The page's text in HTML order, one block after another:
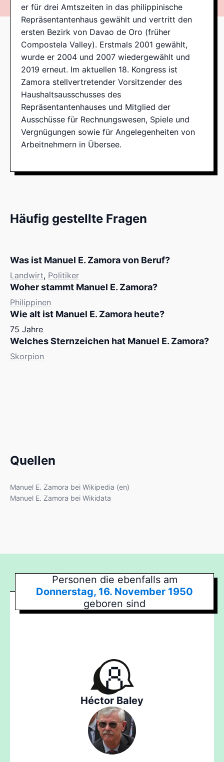
er für drei Amtszeiten in das philippinische
Repräsentantenhaus gewählt und vertritt den
ersten Bezirk von Davao de Oro (früher
Compostela Valley). Erstmals 2001 gewählt,
wurde er 2004 und 2007 wiedergewählt und
2019 erneut. Im aktuellen 18. Kongress ist
Zamora stellvertretender Vorsitzender des
Haushaltsausschusses des
Repräsentantenhauses und Mitglied der
Ausschüsse für Rechnungswesen, Spiele und
Vergnügungen sowie für Angelegenheiten von
Arbeitnehmern in Übersee.
Häufig gestellte Fragen
Was ist Manuel E. Zamora von Beruf?
Landwirt, Politiker
Woher stammt Manuel E. Zamora?
Philippinen
Wie alt ist Manuel E. Zamora heute?
75 Jahre
Welches Sternzeichen hat Manuel E. Zamora?
Skorpion
Quellen
Manuel E. Zamora bei Wikipedia (en)
Manuel E. Zamora bei Wikidata
Personen die ebenfalls am
Donnerstag, 16. November 1950
geboren sind
Héctor Baley